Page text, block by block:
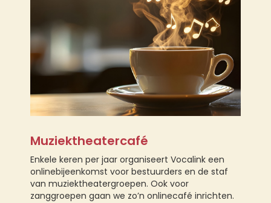
Muziektheatercafé
Enkele keren per jaar organiseert Vocalink een
onlinebijeenkomst voor bestuurders en de staf
van muziektheatergroepen. Ook voor
zanggroepen gaan we zo’n onlinecafé inrichten.